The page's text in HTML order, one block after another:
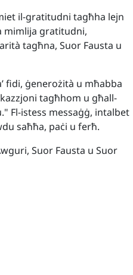
il-gratitudni tagħha lejn
mimlija gratitudni,
tagħna, Suor Fausta u
fidi, ġenerożità u mħabba
tagħhom u għall-
Fl-istess messaġġ, intalbet
saħħa, paċi u ferħ.
Suor Fausta u Suor